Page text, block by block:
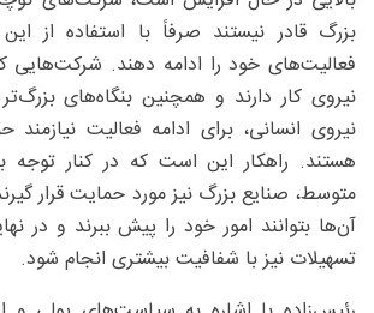
بزرگ قادر نیستند صرفاً با استفاده از
نیروی انسانی، برای ادامه فعالیت
هستند. راهکار این است که در کنار
متوسط، صنایع بزرگ نیز مورد حمایت قرار
آن‌ها بتوانند امور خود را پیش ببرند و در
تسهیلات نیز با شفافیت بیشتری انجام شود.